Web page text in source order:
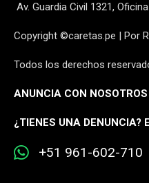
Av. Guardia Civil 1321,
Copyright ©caretas.pe | Por
Todos los derechos
ANUNCIA CON NOSOTROS
¿TIENES UNA DENUNCIA?
+51 961-602-710